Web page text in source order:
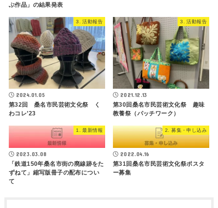
ぶ作品」の結果発表
3. 活動報告
2024.01.05
第32回 桑名市民芸術文化祭 く
わコレ’23
3. 活動報告
2021.12.13
第30回桑名市民芸術文化祭 趣味
教養祭（パッチワーク）
1. 最新情報
2023.03.08
「鉄道150年桑名市街の廃線跡をた
ずねて」縮写版冊子の配布につい
て
2. 募集・申し込み
2022.04.16
第31回桑名市民芸術文化祭ポスタ
ー募集